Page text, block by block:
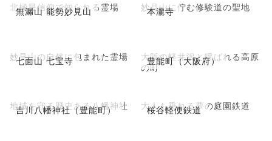
無漏山 能勢妙見山
北極星信仰で知られる霊場 本瀧寺
妙見山に佇む修験道の聖地
七面山 七宝寺
妙見山の自然に包まれた霊場 豊能町（大阪府）
大阪の軽井沢と呼ばれる高原
の町
吉川八幡神社（豊能町）
地域を守る歴史ある八幡神社 桜谷軽便鉄道
大人も乗れる夢の庭園鉄道